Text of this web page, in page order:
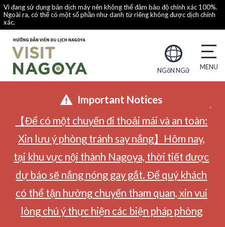
Vì đang sử dụng bản dịch máy nên không thể đảm bảo độ chính xác 100%.
Ngoài ra, có thể có một số phần như danh từ riêng không được dịch chính
xác.
NGôN NGữ
Important Notices
【Để có một chuyến đi thoải mái và an toàn:
Xin lưu ý phòng tránh say nắng】Hôm nay,
tại khu vực nội thành Nagoya, thời tiết được
dự báo sẽ nắng nóng gay gắt. Để quý khách
có thể tận hưởng chuyến tham quan, xin vui
lòng chú ý thực hiện các biện pháp phòng